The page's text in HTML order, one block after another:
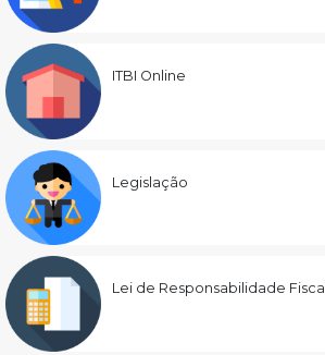
ITBI Online
Legislação
Lei de Responsabilidade Fiscal